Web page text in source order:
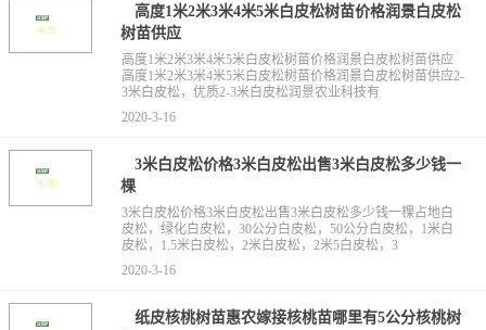
高度1米2米3米4米5米白皮松树苗价格润景白皮松
树苗供应
高度1米2米3米4米5米白皮松树苗价格润景白皮松树苗供应
高度1米2米3米4米5米白皮松树苗价格润景白皮松树苗供应2-
3米白皮松，优质2-3米白皮松润景农业科技有
2020-3-16
3米白皮松价格3米白皮松出售3米白皮松多少钱一
棵
3米白皮松价格3米白皮松出售3米白皮松多少钱一棵占地白
皮松，绿化白皮松，30公分白皮松，50公分白皮松，1米白
皮松，1.5米白皮松，2米白皮松，2米5白皮松，3
2020-3-16
纸皮核桃树苗惠农嫁接核桃苗哪里有5公分核桃树